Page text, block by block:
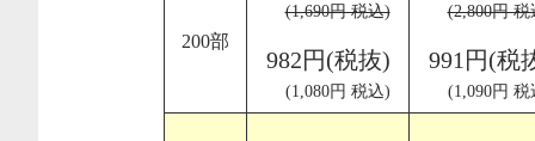
200部
(1,690円 税込)
982円(税抜)
(1,080円 税込)
(2,800円 税
991円(税
(1,090円 税